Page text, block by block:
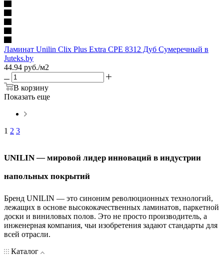
Ламинат Unilin Clix Plus Extra CPE 8312 Дуб Сумеречный в
Juteks.by
44.94 руб./м2
В корзину
Показать еще
1 2 3
UNILIN — мировой лидер инноваций в индустрии
напольных покрытий
Бренд UNILIN — это синоним революционных технологий,
лежащих в основе высококачественных ламинатов, паркетной
доски и виниловых полов. Это не просто производитель, а
инженерная компания, чьи изобретения задают стандарты для
всей отрасли.
Каталог